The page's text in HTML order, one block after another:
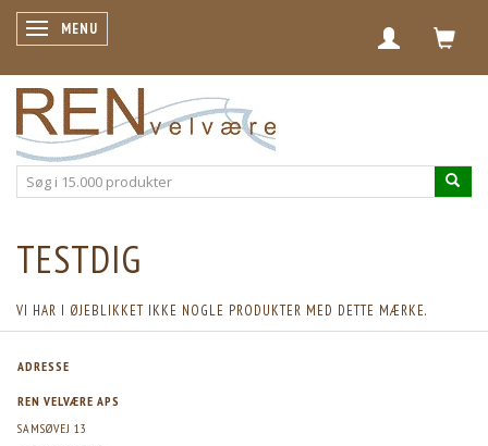
SKIFTE NAVIGATION
MENU
TESTDIG
VI HAR I ØJEBLIKKET IKKE NOGLE PRODUKTER MED DETTE MÆRKE.
ADRESSE
REN VELVÆRE APS
SAMSØVEJ 13